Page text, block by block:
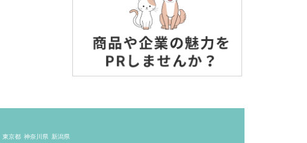
東京都 神奈川県 新潟県